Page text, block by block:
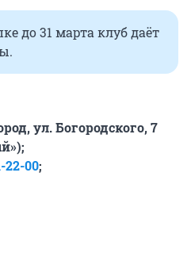
до 31 марта клуб даёт
ул. Богородского, 7
22-00;